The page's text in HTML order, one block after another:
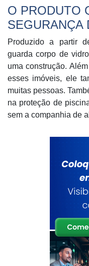
O PRODUTO
SEGURANÇA
Produzido a partir
guarda corpo de
uma construção.
esses imóveis, ele
muitas pessoas.
na proteção de
sem a companhia de